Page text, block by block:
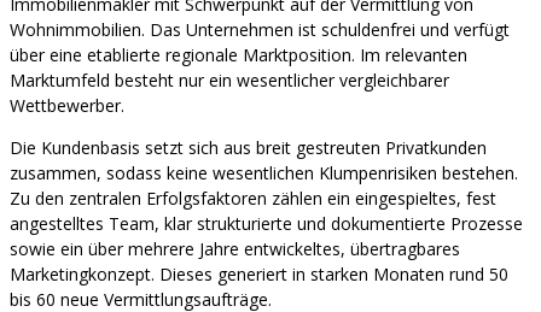
Wohnimmobilien. Das Unternehmen ist schuldenfrei und verfügt
über eine etablierte regionale Marktposition. Im relevanten
Marktumfeld besteht nur ein wesentlicher vergleichbarer
Wettbewerber.
Die Kundenbasis setzt sich aus breit gestreuten Privatkunden
zusammen, sodass keine wesentlichen Klumpenrisiken bestehen.
Zu den zentralen Erfolgsfaktoren zählen ein eingespieltes, fest
angestelltes Team, klar strukturierte und dokumentierte Prozesse
sowie ein über mehrere Jahre entwickeltes, übertragbares
Marketingkonzept. Dieses generiert in starken Monaten rund 50
bis 60 neue Vermittlungsaufträge.